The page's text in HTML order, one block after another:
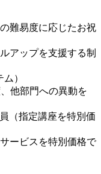
難易度に応じたお祝
アップを支援する制
）
他部門への異動を
（指定講座を特別価
ービスを特別価格で